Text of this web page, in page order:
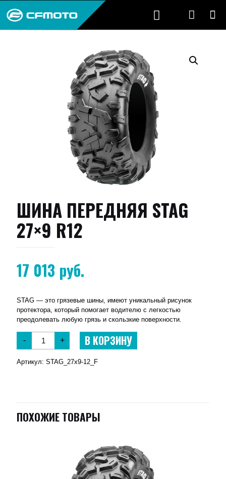
ШИНА ПЕРЕДНЯЯ STAG
27×9 R12
17 013 руб.
STAG — это грязевые шины, имеют уникальный рисунок
протектора, который помогает водителю с легкостью
преодолевать любую грязь и скользкие поверхности.
- + В КОРЗИНУ
Артикул: STAG_27x9-12_F
ПОХОЖИЕ ТОВАРЫ